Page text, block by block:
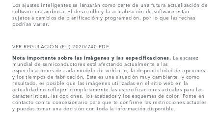
Los ajustes inteligentes se lanzarán como parte de una futura actualización de
software inalámbrica. El desarrollo y la actualización de software están
sujetos a cambios de planificación y programación, por lo que las fechas
podrían variar.
VER REGULACIÓN (EU) 2020/740 PDF
Nota importante sobre las imágenes y las especificaciones. La escasez
mundial de semiconductores está afectando actualmente a las
especificaciones de cada modelo de vehículo, la disponibilidad de opciones
y los tiempos de fabricación. Esta es una situación muy cambiante, y como
resultado, es posible que las imágenes utilizadas en el sitio web en la
actualidad no reflejen completamente las especificaciones actuales para las
características, las opciones, los acabados y los esquemas de color. Ponte en
contacto con tu concesionario para que te confirme las restricciones actuales
y puedas tomar una decisión con toda la información disponible.